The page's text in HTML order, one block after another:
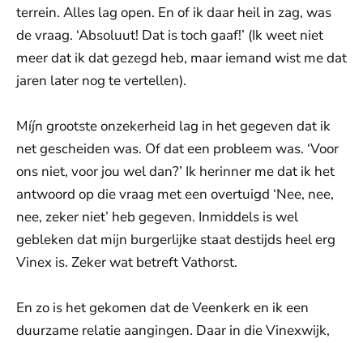
terrein. Alles lag open. En of ik daar heil in zag, was
de vraag. ‘Absoluut! Dat is toch gaaf!’ (Ik weet niet
meer dat ik dat gezegd heb, maar iemand wist me dat
jaren later nog te vertellen).
Míjn grootste onzekerheid lag in het gegeven dat ik
net gescheiden was. Of dat een probleem was. ‘Voor
ons niet, voor jou wel dan?’ Ik herinner me dat ik het
antwoord op die vraag met een overtuigd ‘Nee, nee,
nee, zeker niet’ heb gegeven. Inmiddels is wel
gebleken dat mijn burgerlijke staat destijds heel erg
Vinex is. Zeker wat betreft Vathorst.
En zo is het gekomen dat de Veenkerk en ik een
duurzame relatie aangingen. Daar in die Vinexwijk,